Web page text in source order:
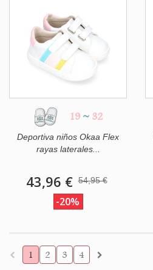
19 ~ 32
Deportiva niños Okaa Flex
rayas laterales...
43,96 € 54,95 €
-20%
1 2 3 4